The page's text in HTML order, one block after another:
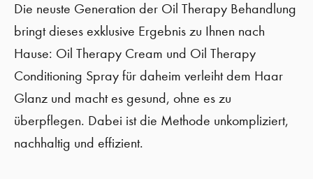
Die neuste Generation der Oil Therapy Behandlung
bringt dieses exklusive Ergebnis zu Ihnen nach
Hause: Oil Therapy Cream und Oil Therapy
Conditioning Spray für daheim verleiht dem Haar
Glanz und macht es gesund, ohne es zu
überpflegen. Dabei ist die Methode unkompliziert,
nachhaltig und effizient.